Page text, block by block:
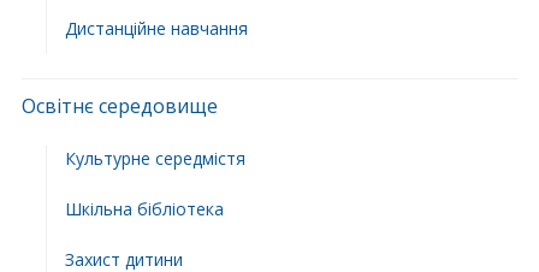
Дистанційне навчання
Освітнє середовище
Культурне середмістя
Шкільна бібліотека
Захист дитини